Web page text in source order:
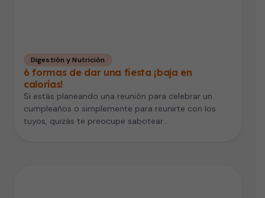
Digestión y Nutrición
6 formas de dar una fiesta ¡baja en
calorías!
Si estás planeando una reunión para celebrar un
cumpleaños o simplemente para reunirte con los
tuyos, quizás te preocupe sabotear…